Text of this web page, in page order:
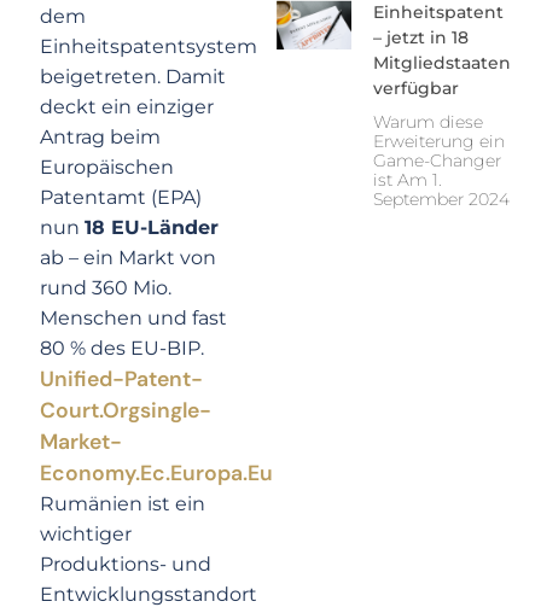
dem
Einheitspatentsystem
beigetreten. Damit
deckt ein einziger
Antrag beim
Europäischen
Patentamt (EPA)
nun18 EU-Länder
ab – ein Markt von
rund 360 Mio.
Menschen und fast
80 % des EU-BIP.
Unified-Patent-
Court.orgSingle-
Market-
Economy.ec.europa.eu
Rumänien ist ein
wichtiger
Produktions- und
Entwicklungsstandort
Einheitspatent
– jetzt in 18
Mitgliedstaaten
verfügbar
Warum diese
Erweiterung ein
Game-Changer
ist Am 1.
September 2024